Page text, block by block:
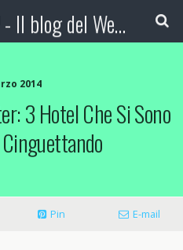
Booking Blog™ - Il blog del Web Marketing Turistico
2014
3 Hotel Che Si Sono
Pin E-mail